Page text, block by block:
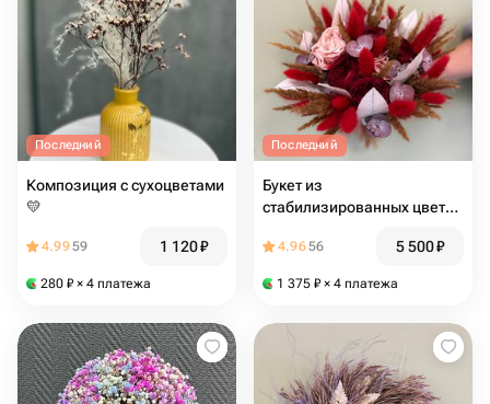
Последний
Композиция с сухоцветами
💛
4.9959 1 120₽
280 ₽ × 4 платежа
Последний
Букет из
стабилизированных цветов
4.9656 5 500₽
1 375 ₽ × 4 платежа